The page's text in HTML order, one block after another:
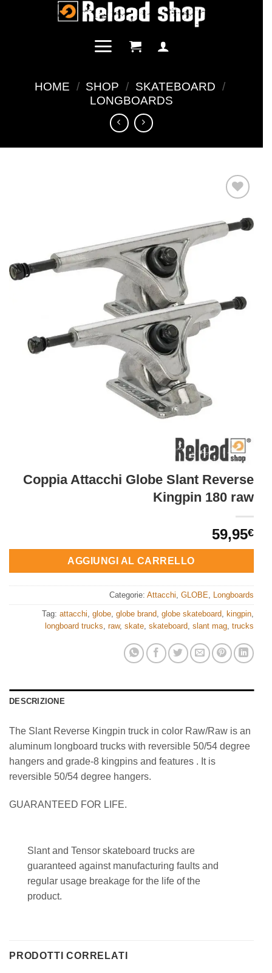
HOME / SHOP / SKATEBOARD /
LONGBOARDS
alla lista
dei
Coppia Attacchi Globe Slant Reverse
Kingpin 180 raw
59,95€
AGGIUNGI AL CARRELLO
Categorie: Attacchi, GLOBE, Longboards
Tag: attacchi, globe, globe brand, globe skateboard, kingpin,
longboard trucks, raw, skate, skateboard, slant mag, trucks
DESCRIZIONE
The Slant Reverse Kingpin truck in color Raw/Raw is an
aluminum longboard trucks with reversible 50/54 degree
hangers and grade-8 kingpins and features . It is
reversible 50/54 degree hangers.
GUARANTEED FOR LIFE.
Slant and Tensor skateboard trucks are
guaranteed against manufacturing faults and
regular usage breakage for the life of the
product.
PRODOTTI CORRELATI